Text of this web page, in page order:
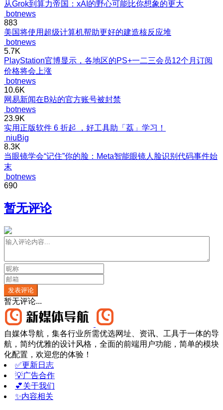
从Grok到算力帝国：xAI的野心可能比你想象的更大
botnews
883
美国将使用超级计算机帮助更好的建造核反应堆
botnews
5.7K
PlayStation官博显示，各地区的PS+一二三会员12个月订阅
价格将会上涨
botnews
10.6K
网易新闻在B站的官方账号被封禁
botnews
23.9K
实用正版软件 6 折起 ，好工具助「荔」学习！
niuBig
8.3K
当眼镜学会“记住”你的脸：Meta智能眼镜人脸识别代码事件始
末
botnews
690
暂无评论
发表评论
暂无评论...
自媒体导航，集各行业所需优选网址、资讯、工具于一体的导
航，简约优雅的设计风格，全面的前端用户功能，简单的模块
化配置，欢迎您的体验！
✅更新日志
💡广告合作
💕关于我们
✨内容相关